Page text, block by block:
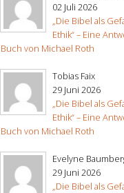
02 Juli 2026
„Die Bibel als
Ethik“ – Eine
Buch von Michael Roth
Tobias Faix
29 Juni 2026
„Die Bibel als
Ethik“ – Eine
Buch von Michael Roth
Evelyne
29 Juni 2026
„Die Bibel als